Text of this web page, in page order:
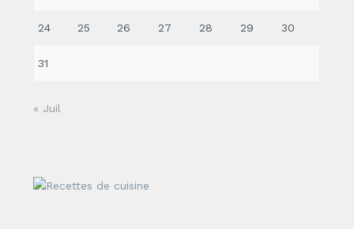
24 25 26 27 28 29 30
31
« Juil